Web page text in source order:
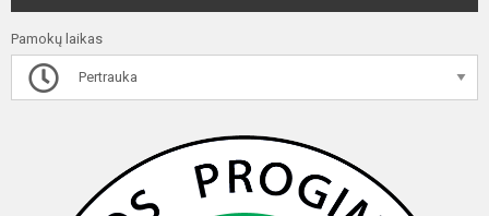
Pamokų laikas
Pertrauka